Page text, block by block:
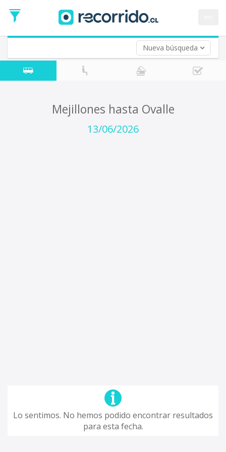
Nueva búsqueda
de
Ida
Vuelta (opcional)
Fecha
de
Mejillones hasta Ovalle
13/06/2026
Lo sentimos. No hemos podido encontrar resultados
para esta fecha.